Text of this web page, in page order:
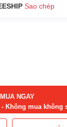
Sao chép
MUA NGAY
Không mua không